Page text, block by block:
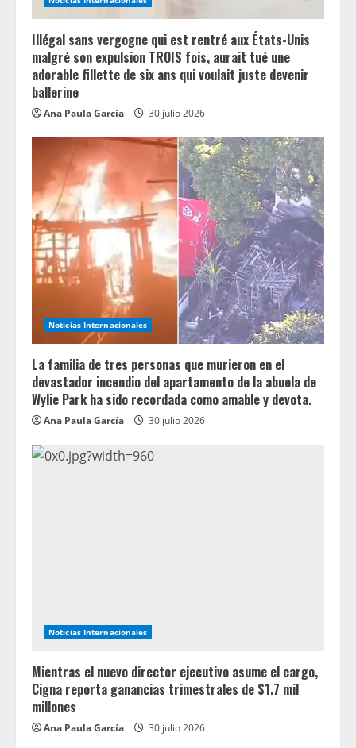
Illégal sans vergogne qui est rentré aux États-Unis
malgré son expulsion TROIS fois, aurait tué une
adorable fillette de six ans qui voulait juste devenir
ballerine
Ana Paula García 30 julio 2026
Noticias Internacionales
La familia de tres personas que murieron en el
devastador incendio del apartamento de la abuela de
Wylie Park ha sido recordada como amable y devota.
Ana Paula García 30 julio 2026
Noticias Internacionales
Mientras el nuevo director ejecutivo asume el cargo,
Cigna reporta ganancias trimestrales de $1.7 mil
millones
Ana Paula García 30 julio 2026